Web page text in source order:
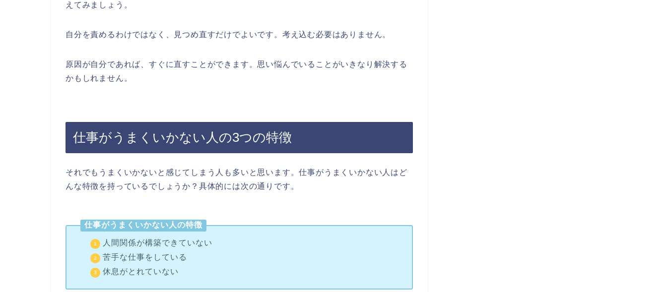
えてみましょう。
自分を責めるわけではなく、見つめ直すだけでよいです。考え込む必要はありません。
原因が自分であれば、すぐに直すことができます。思い悩んでいることがいきなり解決する
かもしれません。
仕事がうまくいかない人の3つの特徴
それでもうまくいかないと感じてしまう人も多いと思います。仕事がうまくいかない人はど
んな特徴を持っているでしょうか？具体的には次の通りです。
仕事がうまくいかない人の特徴
人間関係が構築できていない
苦手な仕事をしている
休息がとれていない